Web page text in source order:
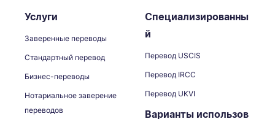
Услуги
Заверенные переводы
Стандартный перевод
Бизнес-переводы
Нотариальное заверение
переводов
Специализированны
й
Перевод USCIS
Перевод IRCC
Перевод UKVI
Варианты использов